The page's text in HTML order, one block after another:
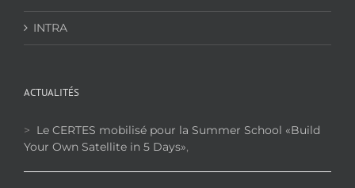
INTRA
ACTUALITÉS
> Le CERTES mobilisé pour la Summer School «Build
Your Own Satellite in 5 Days»,